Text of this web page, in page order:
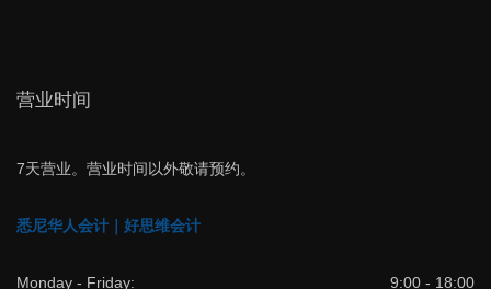
营业时间
7天营业。营业时间以外敬请预约。
悉尼华人会计｜好思维会计
Monday - Friday:
9:00 - 18:00